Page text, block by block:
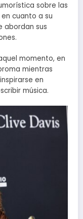
sobre las
cuanto a su
abordan sus
momento, en
mientras
en
música.